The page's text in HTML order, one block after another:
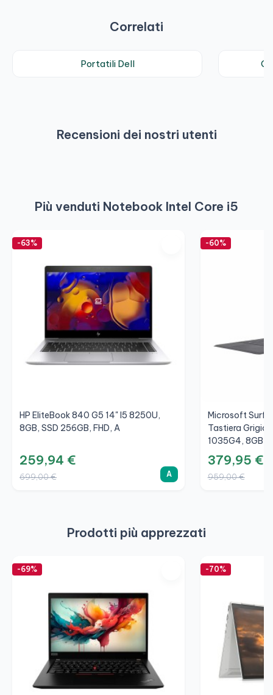
Correlati
Portatili Dell
Recensioni dei nostri utenti
Più venduti Notebook Intel Core i5
-63%
HP EliteBook 840 G5 14" I5 8250U,
8GB, SSD 256GB, FHD, A
259,94 €
699,00 € A
-60%
Microsoft
Tastiera
1035G4, 8GB,
379,95 €
959,00 €
Prodotti più apprezzati
-69% -70%